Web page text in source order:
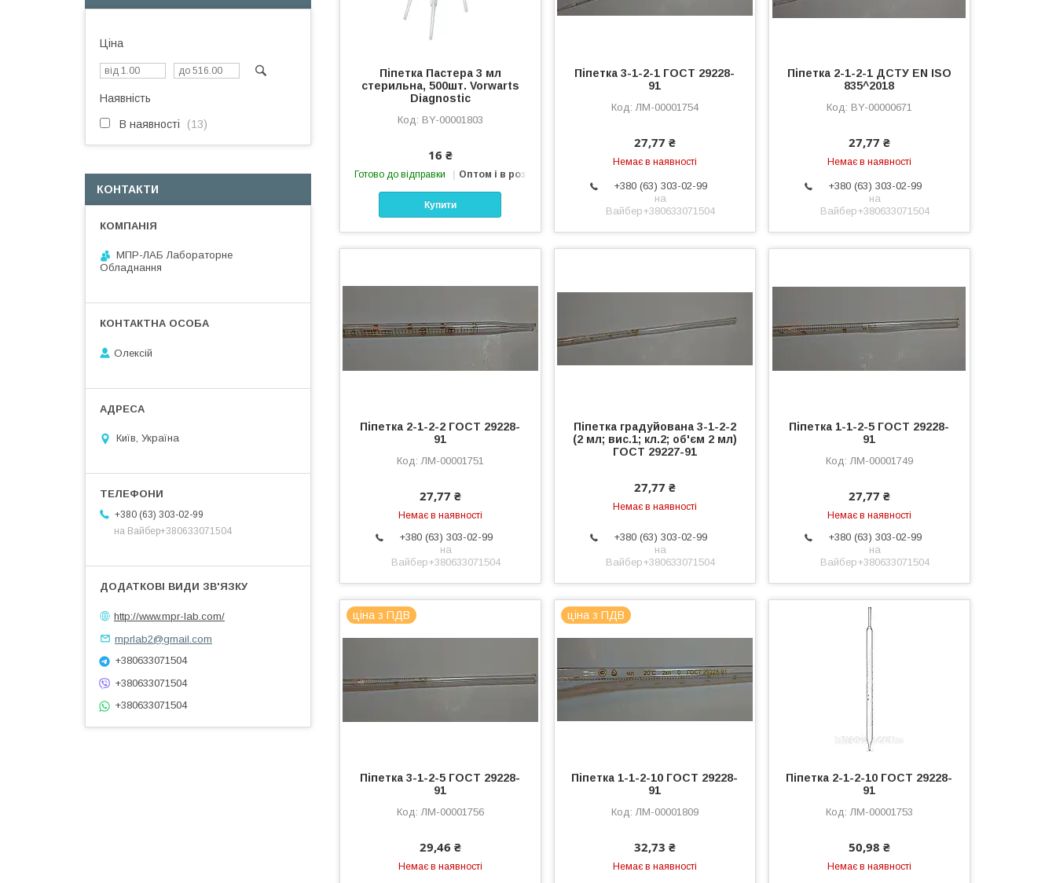
Піпетка Пастера 3 мл
стерильна, 500шт. Vorwarts
Diagnostic
BY-00001803
16 ₴
Готово до відправки Оптом і в роздріб
Купити
Піпетка 3-1-2-1 ГОСТ 29228-
91
ЛМ-00001754
27,77 ₴
Немає в наявності
+380 (63) 303-02-99
на
Вайбер+380633071504
Піпетка 2-1-2-1 ДСТУ EN ISO
835^2018
BY-00000671
27,77 ₴
Немає в наявності
+380 (63) 303-02-99
на
Вайбер+380633071504
Піпетка 2-1-2-2 ГОСТ 29228-
91
ЛМ-00001751
27,77 ₴
Немає в наявності
+380 (63) 303-02-99
на
Вайбер+380633071504
Піпетка градуйована 3-1-2-2
(2 мл; вис.1; кл.2; об'єм 2 мл)
ГОСТ 29227-91
27,77 ₴
Немає в наявності
+380 (63) 303-02-99
на
Вайбер+380633071504
Піпетка 1-1-2-5 ГОСТ 29228-
91
ЛМ-00001749
27,77 ₴
Немає в наявності
+380 (63) 303-02-99
на
Вайбер+380633071504
ціна з ПДВ
Піпетка 3-1-2-5 ГОСТ 29228-
91
ЛМ-00001756
29,46 ₴
Немає в наявності
ціна з ПДВ
Піпетка 1-1-2-10 ГОСТ 29228-
91
ЛМ-00001809
32,73 ₴
Немає в наявності
Піпетка 2-1-2-10 ГОСТ 29228-
91
ЛМ-00001753
50,98 ₴
Немає в наявності
Ціна
Наявність
В наявності 13
КОНТАКТИ
МПР-ЛАБ Лабораторне
Обладнання
Олексій
Київ, Україна
+380 (63) 303-02-99
на Вайбер+380633071504
http://www.mpr-lab.com/
mprlab2@gmail.com
+380633071504
+380633071504
+380633071504